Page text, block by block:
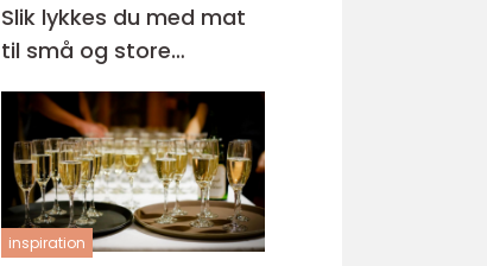
Slik lykkes du med mat
til små og store
anledninger
inspiration